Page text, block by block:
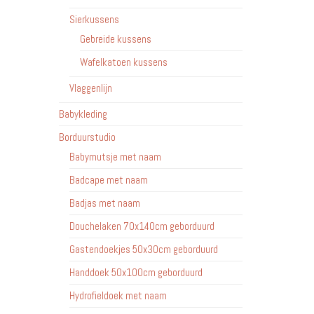
Sierkussens
Gebreide kussens
Wafelkatoen kussens
Vlaggenlijn
Babykleding
Borduurstudio
Babymutsje met naam
Badcape met naam
Badjas met naam
Douchelaken 70x140cm geborduurd
Gastendoekjes 50x30cm geborduurd
Handdoek 50x100cm geborduurd
Hydrofieldoek met naam